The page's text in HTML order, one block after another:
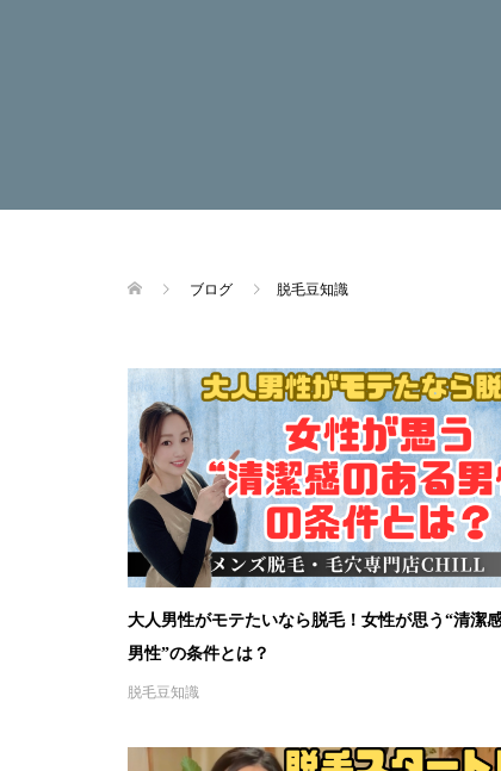
ブログ 脱毛豆知識
大人男性がモテたいなら脱毛！女性が思う“清潔
男性”の条件とは？
脱毛豆知識